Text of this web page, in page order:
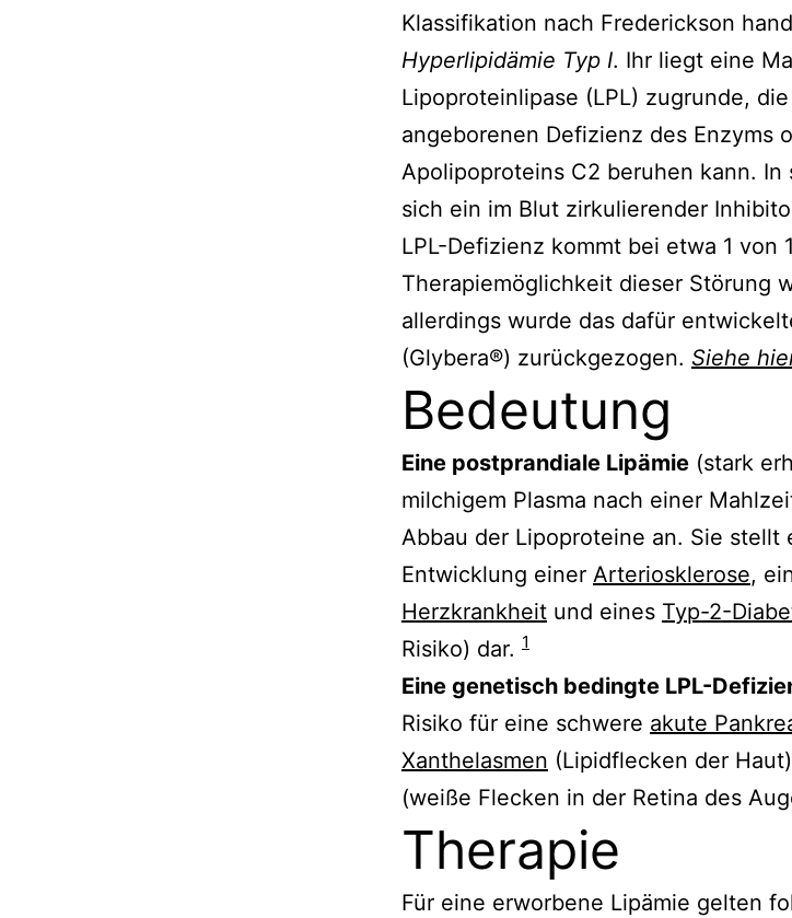
Klassifikation nach Frederickson
Hyperlipidämie Typ I. Ihr liegt eine
Lipoproteinlipase (LPL) zugrunde,
angeborenen Defizienz des Enzyms
Apolipoproteins C2 beruhen kann.
sich ein im Blut zirkulierender
LPL-Defizienz kommt bei etwa 1 von
Therapiemöglichkeit dieser Störung
allerdings wurde das dafür
(Glybera®) zurückgezogen. Siehe
Bedeutung
Eine postprandiale Lipämie (stark
milchigem Plasma nach einer
Abbau der Lipoproteine an. Sie stellt
Entwicklung einer Arteriosklerose,
Herzkrankheit und eines Typ-2-
Risiko) dar. 1
Eine genetisch bedingte LPL-
Risiko für eine schwere akute
Xanthelasmen (Lipidflecken der
(weiße Flecken in der Retina des
Therapie
Für eine erworbene Lipämie gelten